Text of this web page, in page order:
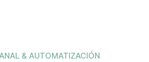
& AUTOMATIZACIÓN